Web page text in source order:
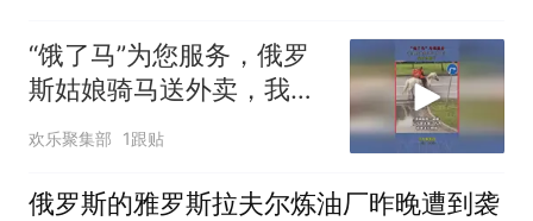
“饿了马”为您服务，俄罗
斯姑娘骑马送外卖，我的
汤撒了
欢乐聚集部 1跟贴
俄罗斯的雅罗斯拉夫尔炼油厂昨晚遭到袭